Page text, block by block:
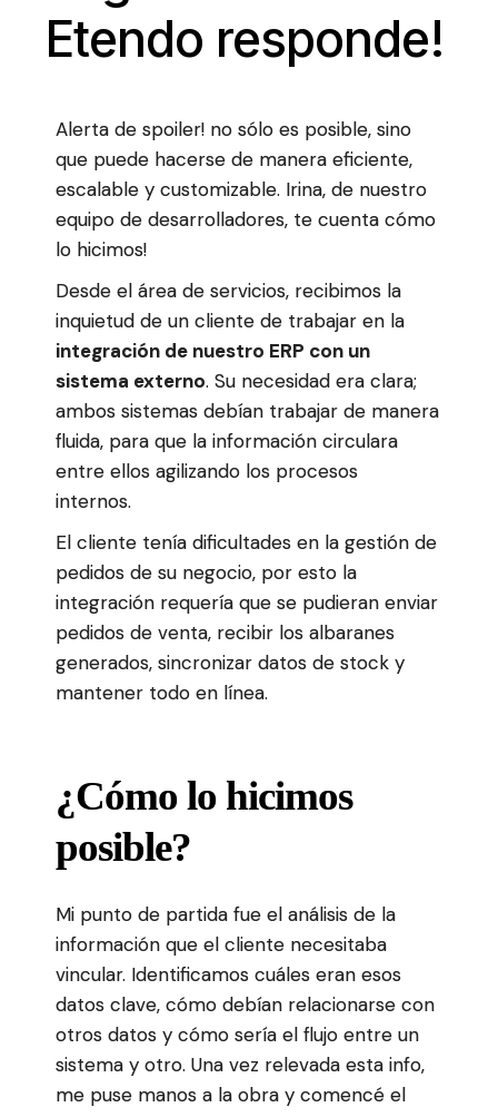
Etendo responde!
Alerta de spoiler! no sólo es posible, sino
que puede hacerse de manera eficiente,
escalable y customizable. Irina, de nuestro
equipo de desarrolladores, te cuenta cómo
lo hicimos!
Desde el área de servicios, recibimos la
inquietud de un cliente de trabajar en la
integración de nuestro ERP con un
sistema externo. Su necesidad era clara;
ambos sistemas debían trabajar de manera
fluida, para que la información circulara
entre ellos agilizando los procesos
internos.
El cliente tenía dificultades en la gestión de
pedidos de su negocio, por esto la
integración requería que se pudieran enviar
pedidos de venta, recibir los albaranes
generados, sincronizar datos de stock y
mantener todo en línea.
¿Cómo lo hicimos
posible?
Mi punto de partida fue el análisis de la
información que el cliente necesitaba
vincular. Identificamos cuáles eran esos
datos clave, cómo debían relacionarse con
otros datos y cómo sería el flujo entre un
sistema y otro. Una vez relevada esta info,
me puse manos a la obra y comencé el